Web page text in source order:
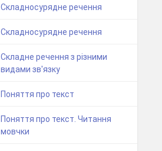
Складносурядне речення
Складносурядне речення
Складне речення з різними
видами зв'язку
Поняття про текст
Поняття про текст. Читання
мовчки